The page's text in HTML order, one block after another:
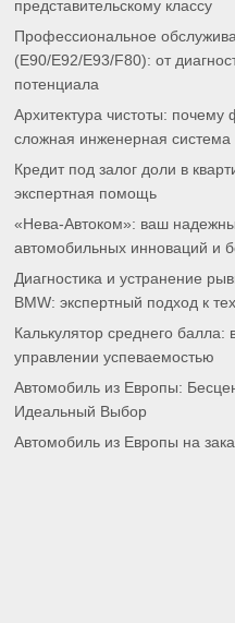
представительскому классу
Профессиональное
(E90/E92/E93/F80): от
потенциала
Архитектура чистоты:
сложная инженерная система
Кредит под залог доли в
экспертная помощь
«Нева-Автоком»: ваш
автомобильных инноваций и
Диагностика и устранение
BMW: экспертный подход к
Калькулятор среднего
управлении успеваемостью
Автомобиль из Европы:
Идеальный Выбор
Автомобиль из Европы на